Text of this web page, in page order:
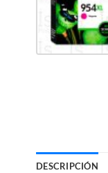
DESCRIPCIÓN